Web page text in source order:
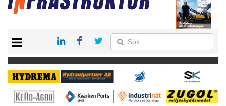
KONTAKT
VÅRA ANDRA MAGASIN
PRENUMERERA